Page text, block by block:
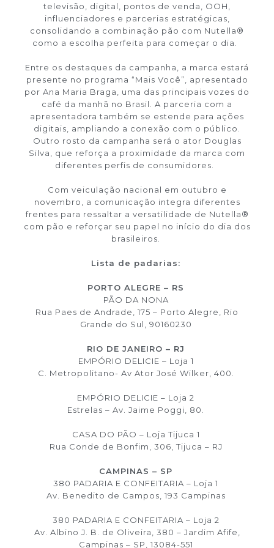
televisão, digital, pontos de venda, OOH,
influenciadores e parcerias estratégicas,
consolidando a combinação pão com Nutella®
como a escolha perfeita para começar o dia.
Entre os destaques da campanha, a marca estará
presente no programa “Mais Você”, apresentado
por Ana Maria Braga, uma das principais vozes do
café da manhã no Brasil. A parceria com a
apresentadora também se estende para ações
digitais, ampliando a conexão com o público.
Outro rosto da campanha será o ator Douglas
Silva, que reforça a proximidade da marca com
diferentes perfis de consumidores.
Com veiculação nacional em outubro e
novembro, a comunicação integra diferentes
frentes para ressaltar a versatilidade de Nutella®
com pão e reforçar seu papel no início do dia dos
brasileiros.
Lista de padarias:
PORTO ALEGRE – RS
PÃO DA NONA
Rua Paes de Andrade, 175 – Porto Alegre, Rio
Grande do Sul, 90160230
RIO DE JANEIRO – RJ
EMPÓRIO DELICIE – Loja 1
C. Metropolitano- Av Ator José Wilker, 400.
EMPÓRIO DELICIE – Loja 2
Estrelas – Av. Jaime Poggi, 80.
CASA DO PÃO – Loja Tijuca 1
Rua Conde de Bonfim, 306, Tijuca – RJ
CAMPINAS – SP
380 PADARIA E CONFEITARIA – Loja 1
Av. Benedito de Campos, 193 Campinas
380 PADARIA E CONFEITARIA – Loja 2
Av. Albino J. B. de Oliveira, 380 – Jardim Afife,
Campinas – SP, 13084-551